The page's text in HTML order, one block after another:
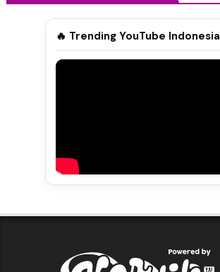
🔥 Trending YouTube Indonesia